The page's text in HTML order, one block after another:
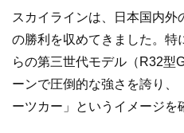
スカイラインは、日本国内外
の勝利を収めてきました。特
らの第三世代モデル（R32型
ーンで圧倒的な強さを誇り、
ーツカー」というイメージを